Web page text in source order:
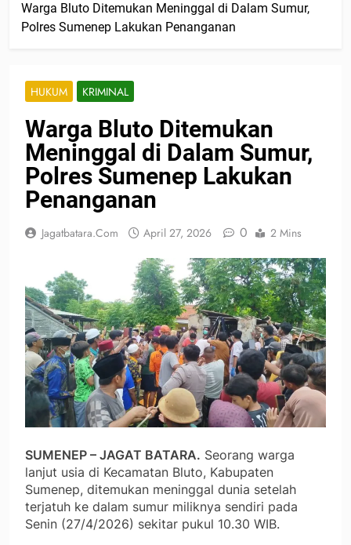
Warga Bluto Ditemukan Meninggal di Dalam Sumur,
Polres Sumenep Lakukan Penanganan
HUKUM KRIMINAL
Warga Bluto Ditemukan
Meninggal di Dalam Sumur,
Polres Sumenep Lakukan
Penanganan
Jagatbatara.com April 27, 2026 0 2 Mins
SUMENEP – JAGAT BATARA. Seorang warga
lanjut usia di Kecamatan Bluto, Kabupaten
Sumenep, ditemukan meninggal dunia setelah
terjatuh ke dalam sumur miliknya sendiri pada
Senin (27/4/2026) sekitar pukul 10.30 WIB.